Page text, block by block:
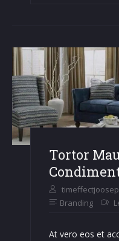
Tortor
timeffectjoosep
Branding
At vero eos et